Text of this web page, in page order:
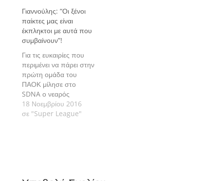
Γιαννούλης: “Οι ξένοι
παίκτες μας είναι
έκπληκτοι με αυτά που
συμβαίνουν”!
Για τις ευκαιρίες που
περιμένει να πάρει στην
πρώτη ομάδα του
ΠΑΟΚ μίλησε στο
SDNA ο νεαρός
ποδοσφαιριστής του
Δικεφάλου, Δημήτρης
18 Νοεμβρίου 2016
σε "Super League"